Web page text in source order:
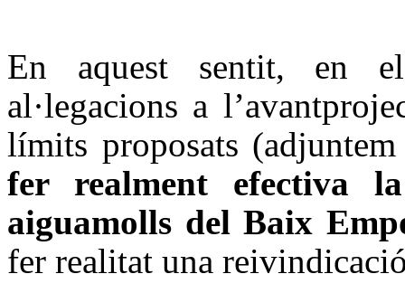
En aquest sentit, en
al·legacions a
límits proposats
fer realment efectiva
aiguamolls del Baix
fer realitat una